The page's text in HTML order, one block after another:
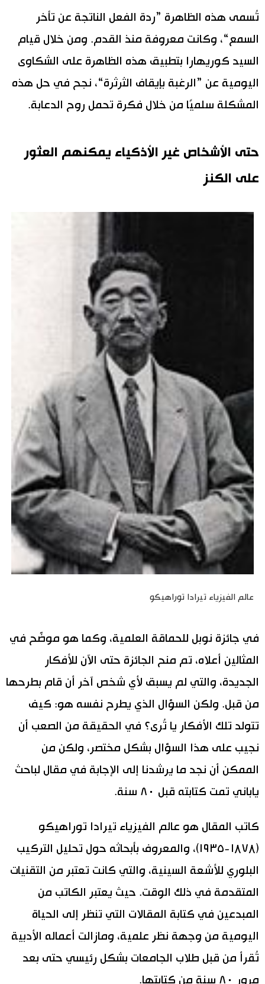
تُسمى هذه الظاهرة ”ردة الفعل الناتجة عن تأخر
السمع“، وكانت معروفة منذ القدم. ومن خلال قيام
السيد كوريهارا بتطبيق هذه الظاهرة على الشكاوى
اليومية عن ”الرغبة بإيقاف الثرثرة“، نجح في حل هذه
المشكلة سلميًا من خلال فكرة تحمل روح الدعابة.
حتى الأشخاص غير الأذكياء يمكنهم العثور
على الكنز
عالم الفيزياء تيرادا توراهيكو
في جائزة نوبل للحماقة العلمية، وكما هو موضَّح في
المثالين أعلاه، تم منح الجائزة حتى الآن للأفكار
الجديدة، والتي لم يسبق لأي شخص آخر أن قام بطرحها
من قبل. ولكن السؤال الذي يطرح نفسه هو: كيف
تتولد تلك الأفكار يا تُرى؟ في الحقيقة من الصعب أن
نجيب على هذا السؤال بشكل مختصر، ولكن من
الممكن أن نجد ما يرشدنا إلى الإجابة في مقال لباحث
ياباني تمت كتابته قبل ٨٠ سنة.
كاتب المقال هو عالم الفيزياء تيرادا توراهيكو
(١۸٧۸-١٩٣٥)، والمعروف بأبحاثه حول تحليل التركيب
البلوري للأشعة السينية، والتي كانت تعتبر من التقنيات
المتقدمة في ذلك الوقت. حيث يعتبر الكاتب من
المبدعين في كتابة المقالات التي تنظر إلى الحياة
اليومية من وجهة نظر علمية، ومازالت أعماله الأدبية
تُقرأ من قبل طلاب الجامعات بشكل رئيسي حتى بعد
مرور ٨٠ سنة من كتابتها.